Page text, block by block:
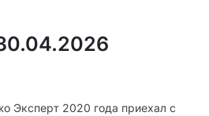
Эксперт 2020 года приехал с